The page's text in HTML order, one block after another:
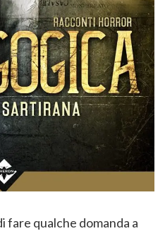
fare qualche domanda a